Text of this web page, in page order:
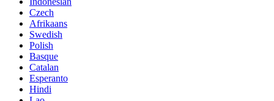
Czech
Afrikaans
Swedish
Polish
Basque
Catalan
Esperanto
Hindi